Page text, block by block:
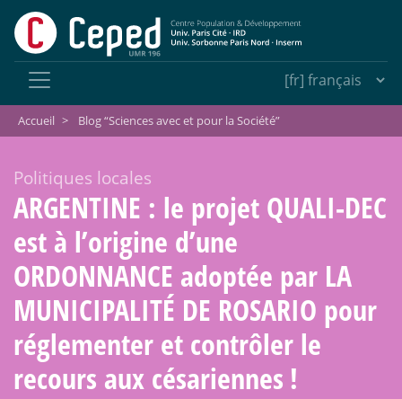
Accueil > Blog “Sciences avec et pour la Société”
Politiques locales
ARGENTINE : le projet QUALI-DEC
est à l’origine d’une
ORDONNANCE adoptée par LA
MUNICIPALITÉ DE ROSARIO pour
réglementer et contrôler le
recours aux césariennes !